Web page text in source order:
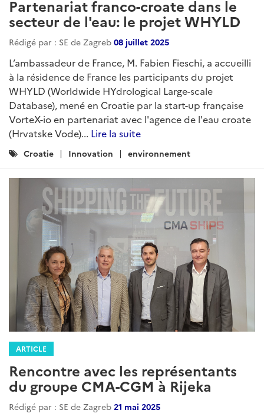
Partenariat franco-croate dans le
secteur de l'eau: le projet WHYLD
Rédigé par : SE de Zagreb 08 juillet 2025
L’ambassadeur de France, M. Fabien Fieschi, a accueilli
à la résidence de France les participants du projet
WHYLD (Worldwide HYdrological Large-scale
Database), mené en Croatie par la start-up française
VorteX-io en partenariat avec l'agence de l'eau croate
(Hrvatske Vode)... Lire la suite
Catégories
Croatie Innovation environnement
ARTICLE
Rencontre avec les représentants
du groupe CMA-CGM à Rijeka
Rédigé par : SE de Zagreb 21 mai 2025